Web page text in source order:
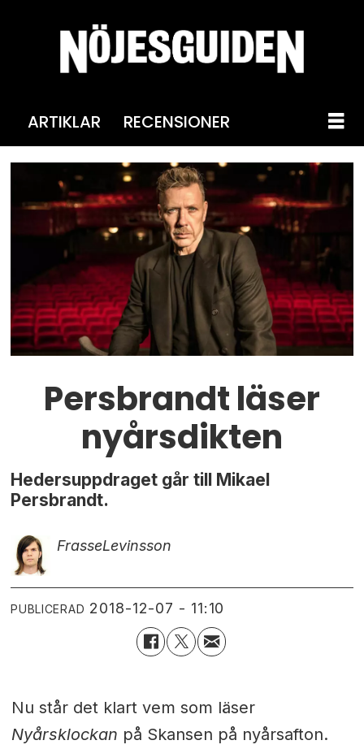
ARTIKLAR RECENSIONER
Persbrandt läser
nyårsdikten
Hedersuppdraget går till Mikael
Persbrandt.
FrasseLevinsson
PUBLICERAD 2018-12-07 - 11:10
Nu står det klart vem som läser
Nyårsklockan på Skansen på nyårsafton.